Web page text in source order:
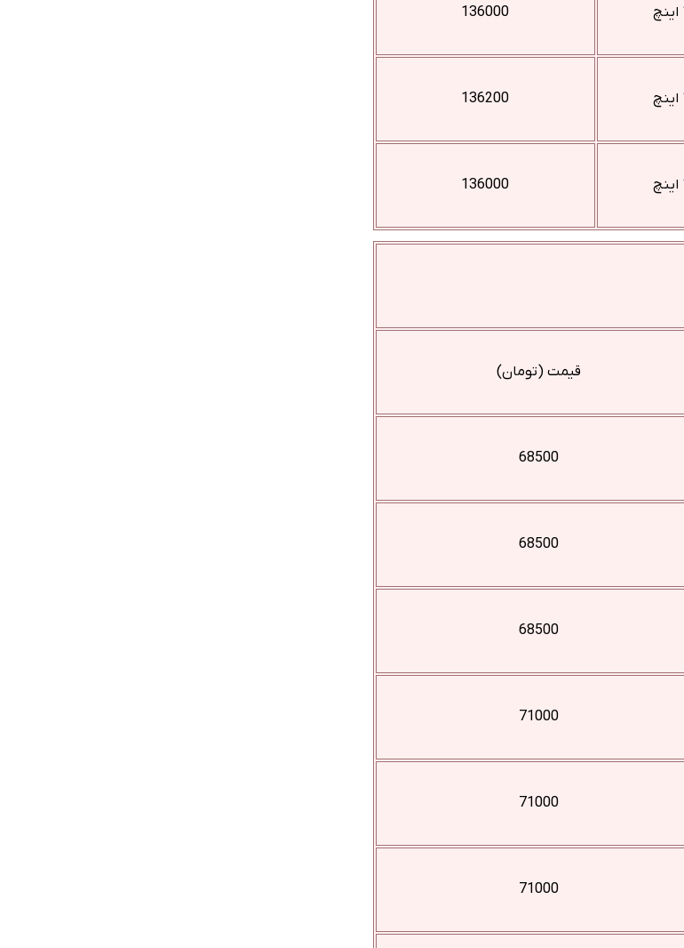
136000
136200
136000
قیمت (تومان)
68500
68500
68500
71000
71000
71000